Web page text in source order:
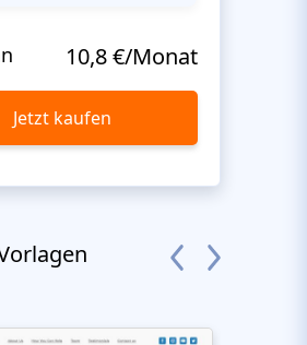
10,8 €/Monat
Jetzt kaufen